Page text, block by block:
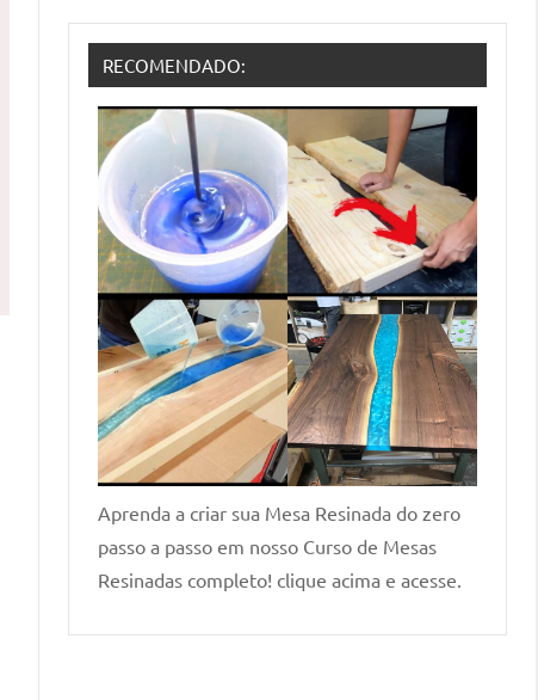
RECOMENDADO:
Aprenda a criar sua Mesa Resinada do zero
passo a passo em nosso Curso de Mesas
Resinadas completo! clique acima e acesse.